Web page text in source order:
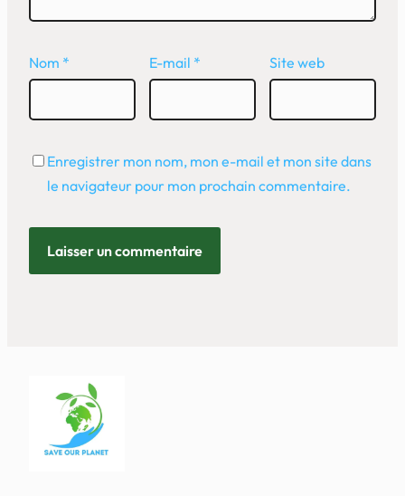
Nom * E-mail * Site web
Enregistrer mon nom, mon e-mail et mon site dans
le navigateur pour mon prochain commentaire.